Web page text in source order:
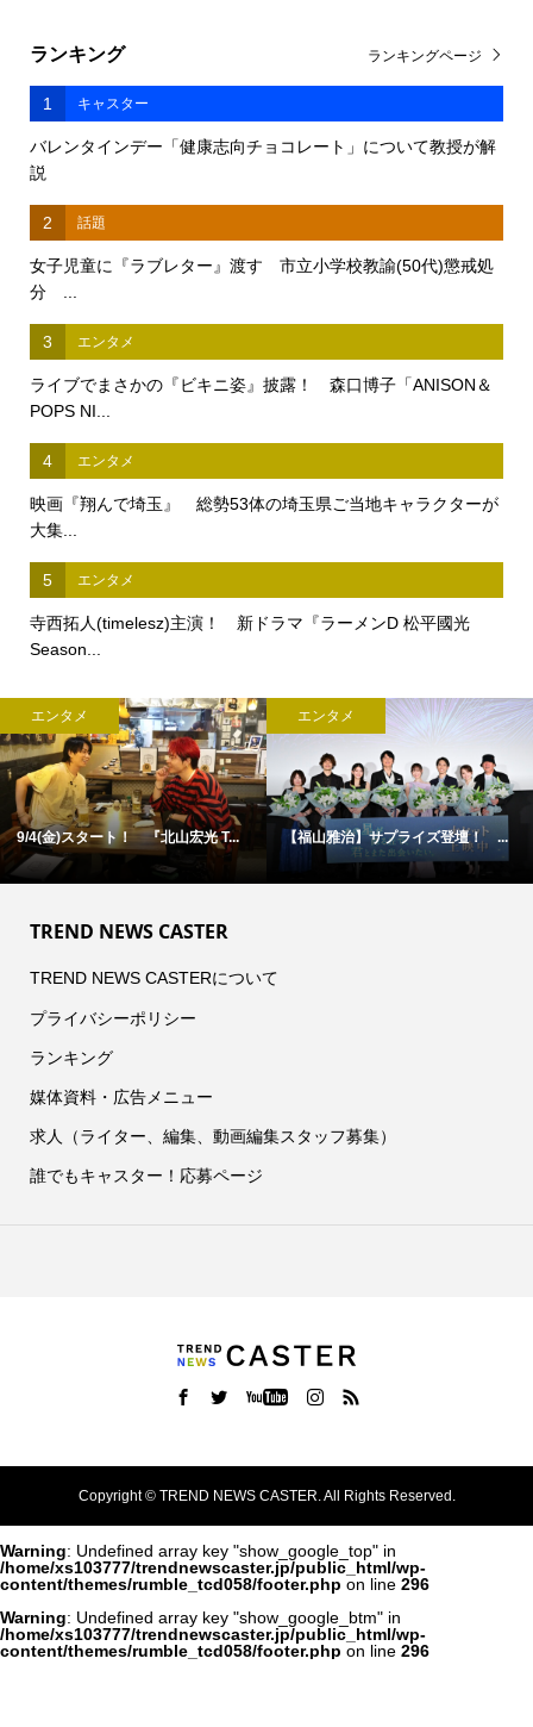
ランキング
1 キャスター
バレンタインデー「健康志向チョコレート」について教授が解
説
2 話題
女子児童に『ラブレター』渡す 市立小学校教諭(50代)懲戒処
分 ...
3 エンタメ
ライブでまさかの『ビキニ姿』披露！ 森口博子「ANISON＆
POPS NI...
4 エンタメ
映画『翔んで埼玉』 総勢53体の埼玉県ご当地キャラクターが
大集...
5 エンタメ
寺西拓人(timelesz)主演！ 新ドラマ『ラーメンD 松平國光
Season...
ランキングページ
...
エンタメ
古舘佑太郎×山下幸輝×平子祐希 ...
エンタメ
松村北斗主演『告白』 【第5
TREND NEWS CASTER
TREND NEWS CASTERについて
プライバシーポリシー
ランキング
媒体資料・広告メニュー
求人（ライター、編集、動画編集スタッフ募集）
誰でもキャスター！応募ページ
Copyright ©TREND NEWS CASTER. All Rights Reserved.
Warning: Undefined array key "show_google_top" in
/home/xs103777/trendnewscaster.jp/public_html/wp-
content/themes/rumble_tcd058/footer.php on line 296
Warning: Undefined array key "show_google_btm" in
/home/xs103777/trendnewscaster.jp/public_html/wp-
content/themes/rumble_tcd058/footer.php on line 296